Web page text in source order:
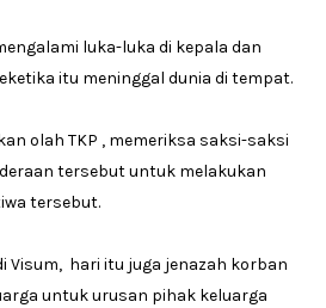
luka-luka di kepala dan
itu meninggal dunia di tempat.
olah TKP , memeriksa saksi-saksi
tersebut untuk melakukan
tersebut.
Visum, hari itu juga jenazah korban
untuk urusan pihak keluarga